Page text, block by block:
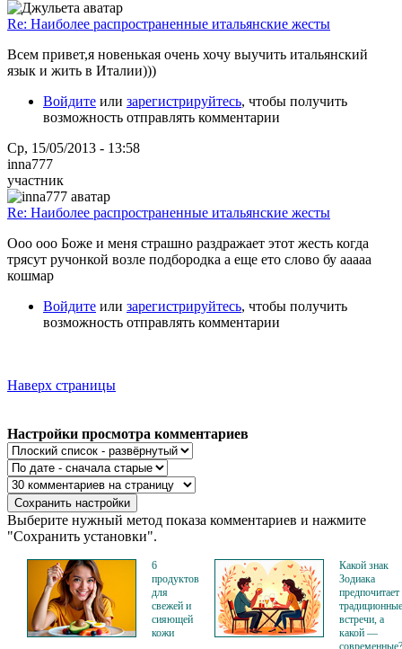
Re: Наиболее распространенные итальянские жесты
Всем привет,я новенькая очень хочу выучить итальянский
язык и жить в Италии)))
Войдите или зарегистрируйтесь, чтобы получить
возможность отправлять комментарии
Ср, 15/05/2013 - 13:58
inna777
участник
Re: Наиболее распространенные итальянские жесты
Ооо ооо Боже и меня страшно раздражает этот жесть когда
трясут ручонкой возле подбородка а еще ето слово бу ааааа
кошмар
Войдите или зарегистрируйтесь, чтобы получить
возможность отправлять комментарии
Наверх страницы
Настройки просмотра комментариев
Выберите нужный метод показа комментариев и нажмите
"Сохранить установки".
6
продуктов
для
свежей и
сияющей
кожи
Какой знак
Зодиака
предпочитает
традиционные
встречи, а
какой —
современные?